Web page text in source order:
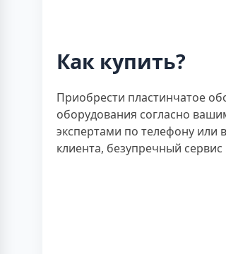
Как купить?
Приобрести пластинчатое
оборудования согласно
экспертами по телефону или
клиента, безупречный